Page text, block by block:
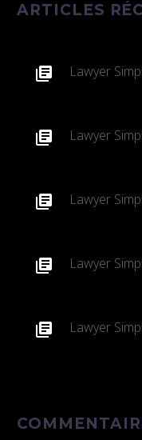
ARTICLES
Lawyer
Lawyer
Lawyer
Lawyer
Lawyer